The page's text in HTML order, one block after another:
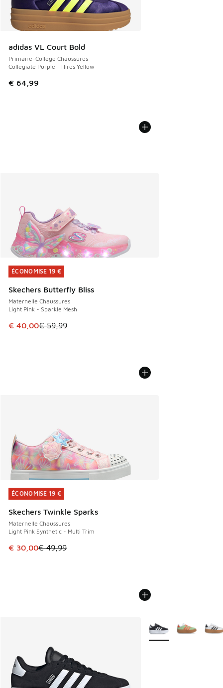
adidas VL Court Bold
Primaire-College Chaussures
Collegiate Purple - Hires Yellow
€ 64,99
ÉCONOMISE 19 €
Skechers Butterfly Bliss
Maternelle Chaussures
Light Pink - Sparkle Mesh
Cet article est en promotion. Prix en baisse de € 59,99 à
€ 40,00€ 59,99
ÉCONOMISE 19 €
ÉCONOMISE 19 €
Skechers Twinkle Sparks
Maternelle Chaussures
Light Pink Synthetic - Multi Trim
Cet article est en promotion. Prix en baisse de € 49,99 à
€ 30,00€ 49,99
ÉCONOMISE 19 €
Plus de couleurs